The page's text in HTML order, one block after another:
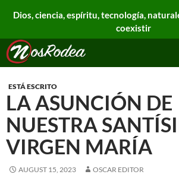
Dios, ciencia, espíritu, tecnología,
coexistir
Nos Rodea
Search
ESTÁ ESCRITO
LA ASUNCIÓN DE
NUESTRA
VIRGEN MARÍA
AUGUST 15, 2023 OSCAR EDITOR